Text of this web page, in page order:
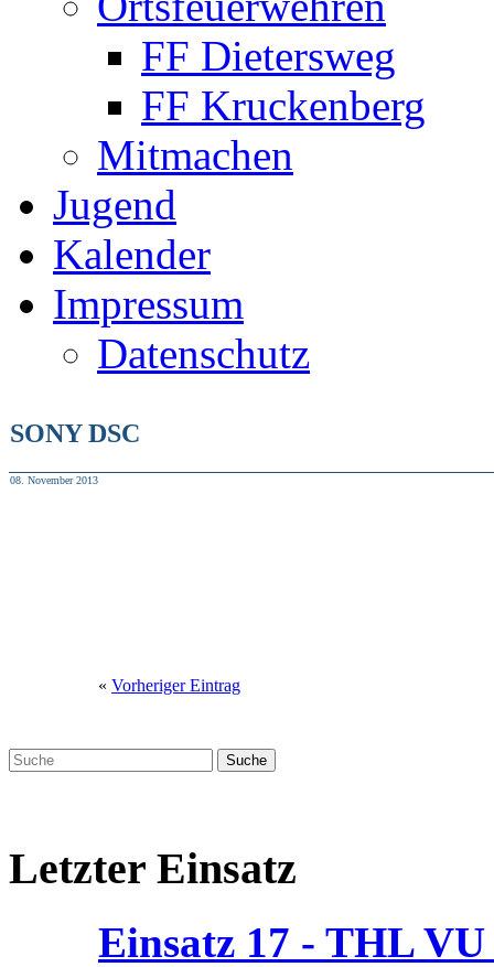
FF Dietersweg
FF Kruckenberg
Mitmachen
Jugend
Kalender
Impressum
Datenschutz
SONY DSC
08. November 2013
« Vorheriger Eintrag
Letzter Einsatz
Einsatz 17 - THL